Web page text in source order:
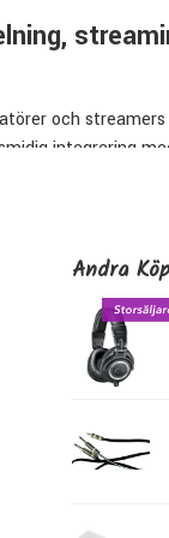
och streamers
integrering
från
gratis introduktioner
Andra